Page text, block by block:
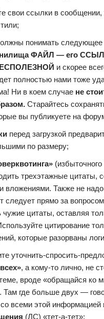
свои ссылки в сообщении,
понимать
ФАЙЛ — его
и скорее
полностью нами тоже
Ни в коем случае не
Старайтесь
вы публикуете на
перед загрузкой
по размеру;
трехэтажные цитаты,
вложениями. Также не надо
следует прямо за
чужие цитаты, оставляя
цитирование
которые разорваны
уточнить-спросить-
, а кому-то лично, не
вроде «обращайся ко
Там где больше двух —
всеми этой информацией
(ЛС) «тет-а-тет»;